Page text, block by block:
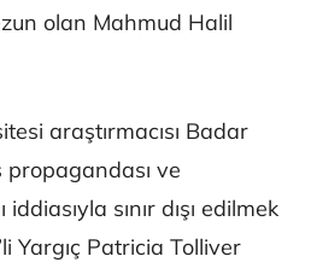
olan Mahmud Halil
araştırmacısı Badar
ve
sınır dışı edilmek
Yargıç Patricia Tolliver